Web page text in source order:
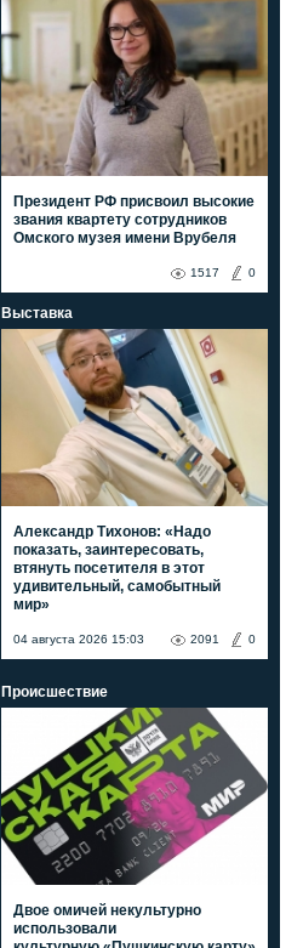
Президент РФ присвоил высокие
звания квартету сотрудников
Омского музея имени Врубеля
0
1517
Выставка
Александр Тихонов: «Надо
показать, заинтересовать,
втянуть посетителя в этот
удивительный, самобытный
мир»
04 августа 2026 15:03 0
2091
Происшествие
Двое омичей некультурно
использовали